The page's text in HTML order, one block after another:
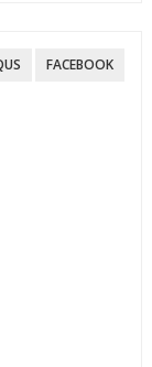
FACEBOOK